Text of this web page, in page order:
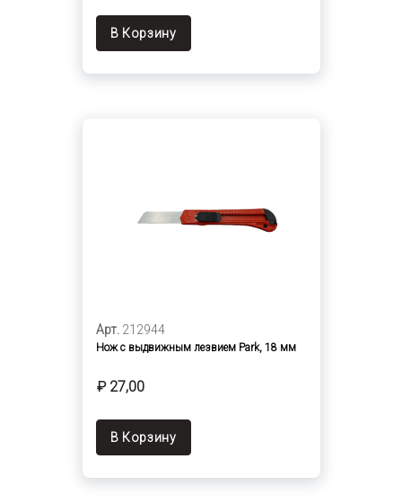
В Корзину
Арт. 212944
Нож с выдвижным лезвием Park, 18 мм
₽ 27,00
В Корзину